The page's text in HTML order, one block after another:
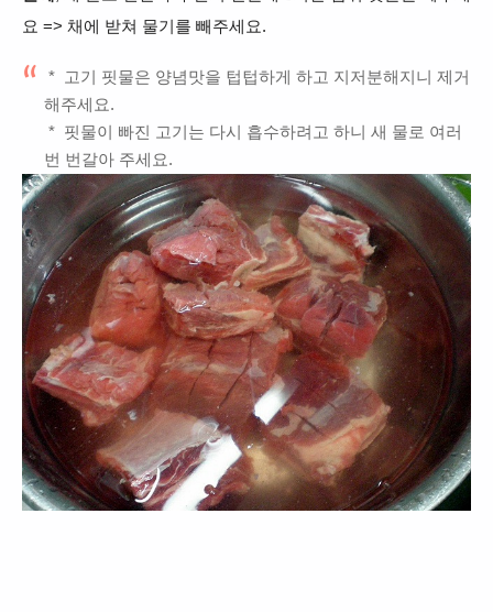
요 => 채에 받쳐 물기를 빼주세요.
* 고기 핏물은 양념맛을 텁텁하게 하고 지저분해지니 제거
해주세요.
* 핏물이 빠진 고기는 다시 흡수하려고 하니 새 물로 여러
번 번갈아 주세요.